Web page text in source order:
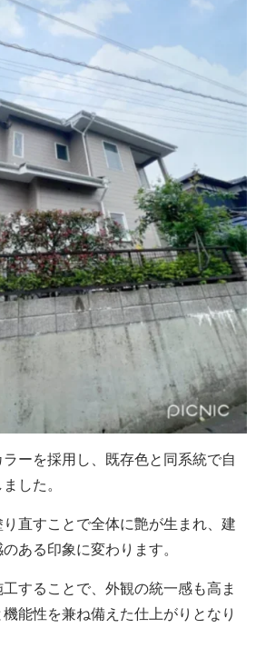
ーを採用し、既存色と同系統で自
した。
直すことで全体に艶が生まれ、建
ある印象に変わります。
することで、外観の統一感も高ま
能性を兼ね備えた仕上がりとなり